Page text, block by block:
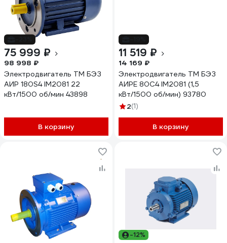
75 999 ₽
98 998 ₽
Электродвигатель ТМ БЭЗ
АИР 180S4 IM2081 22
кВт/1500 об/мин 43898
В корзину
11 519 ₽
14 169 ₽
Электродвигатель ТМ БЭЗ
АИРЕ 80C4 IM2081 (1,5
кВт/1500 об/мин) 93780
2(1)
В корзину
-12%